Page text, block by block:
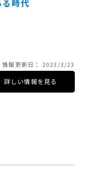
時代
情報更新日： 2023/3/23
詳しい情報を見る